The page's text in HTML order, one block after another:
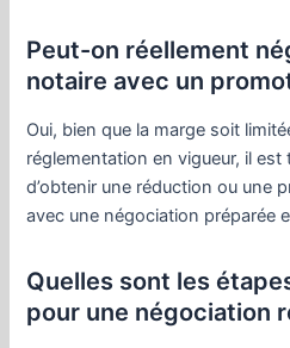
Peut-on réellement
notaire avec un
Oui, bien que la marge soit
réglementation en vigueur, il
d’obtenir une réduction ou une
avec une négociation préparée
Quelles sont les
pour une négociation